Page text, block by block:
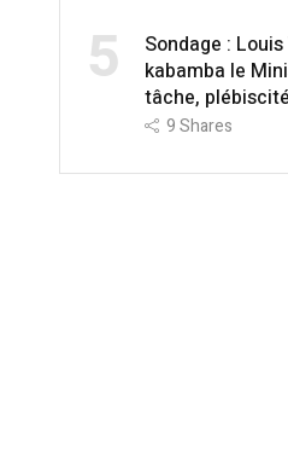
5
Sondage :
kabamba le
tâche,
9Shares